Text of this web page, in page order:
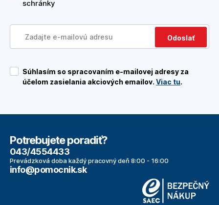
schránky
Odoslať
Súhlasím so spracovaním e-mailovej adresy za
účelom zasielania akciových emailov. Viac tu.
Potrebujete poradiť?
043/4554433
Prevádzková doba každý pracovný deň 8:00 - 16:00
info@pomocnik.sk